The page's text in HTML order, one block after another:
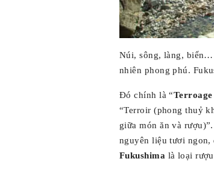
Núi, sông, làng,
nhiên phong phú.
Đó chính là “
“Terroir (phong thuỷ
giữa món ăn và
nguyên liệu tươi
Fukushima là loại